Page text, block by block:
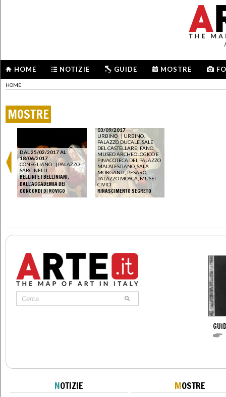
HOME NOTIZIE GUIDE MOSTRE
HOME
MOSTRE
DAL 25/02/2017 AL
18/06/2017
CONEGLIANO
|PALAZZO
SARCINELLI
BELLINI E I BELLINIANI.
DALL'ACCADEMIA DEI
CONCORDI DI ROVIGO
03/09/2017
URBINO | URBINO,
PALAZZO DUCALE, SALE
DEL CASTELLARE; FANO,
MUSEO ARCHEOLOGICO E
PINACOTECA DEL PALAZZO
MALATESTIANO, SALA
MORGANTI; PESARO,
PALAZZO MOSCA, MUSEI
CIVICI
RINASCIMENTO SEGRETO
NOTIZIE MOSTRE